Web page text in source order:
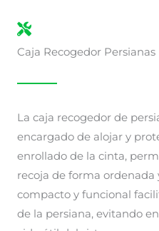
Caja Recogedor Persianas
La caja recogedor de
encargado de alojar y
enrollado de la cinta,
recoja de forma ordenada
compacto y funcional
de la persiana, evitando